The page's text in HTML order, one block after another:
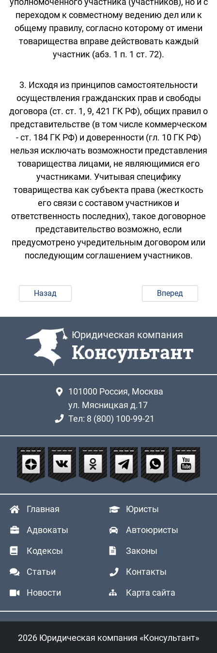
переходом к совместному ведению дел или к
общему правилу, согласно которому от имени
товарищества вправе действовать каждый
участник (абз. 1 п. 1 ст. 72).
3. Исходя из принципов самостоятельности
осуществления гражданских прав и свободы
договора (ст. ст. 1, 9, 421 ГК РФ), общих правил о
представительстве (в том числе коммерческом
- ст. 184 ГК РФ) и доверенности (гл. 10 ГК РФ)
нельзя исключать возможности представления
товарищества лицами, не являющимися его
участниками. Учитывая специфику
товарищества как субъекта права (жесткость
его связи с составом участников и
ответственность последних), такое договорное
представительство возможно, если
предусмотрено учредительным договором или
последующим соглашением участников.
Назад Вперед
Юридическая компания
Консультант
101000 Россия, Москва
ул. Мясницкая д.17
Тел: 8 (800) 100-99-21
Главная Юристы
Адвокаты Автоюристы
Кодексы Законы
Статьи Контакты
Новости Карта сайта
2026 Юридическая компания «Консультант»